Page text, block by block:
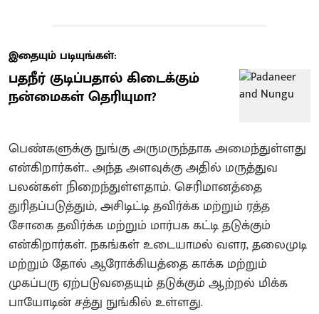
இதையும் படியுங்கள்:
பதநீர் குடிப்பதால் கிடைக்கும்
நன்மைகள் தெரியுமா?
பெண்களுக்கு நுங்கு அருமருந்தாக அமைந்துள்ளது
என்கிறார்கள்.. அந்த அளவுக்கு அதில் மருத்துவ
பலன்கள் நிறைந்துள்ளதாம். செரிமானத்தை
துரிதப்படுத்தும், அசிடிட்டி தவிர்க்க மற்றும் ரத்த
சோகை தவிர்க்க மற்றும் மார்பக கட்டி தடுக்கும்
என்கிறார்கள். நகங்கள் உடையாமல் வளர, தலைமுடி
மற்றும் தோல் ஆரோக்கியத்தை காக்க மற்றும்
முகப்பரு ஏற்படுவதையும் தடுக்கும் ஆற்றல் மிக்க
பாயோடின் சத்து நுங்கில் உள்ளது.